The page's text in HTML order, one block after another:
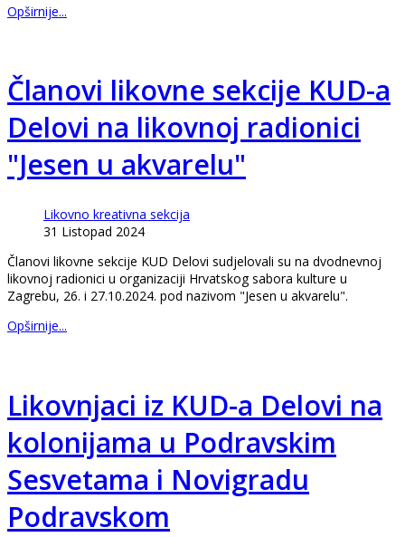
Opširnije...
Članovi likovne sekcije KUD-a
Delovi na likovnoj radionici
"Jesen u akvarelu"
Likovno kreativna sekcija
31 Listopad 2024
Članovi likovne sekcije KUD Delovi sudjelovali su na dvodnevnoj
likovnoj radionici u organizaciji Hrvatskog sabora kulture u
Zagrebu, 26. i 27.10.2024. pod nazivom "Jesen u akvarelu".
Opširnije...
Likovnjaci iz KUD-a Delovi na
kolonijama u Podravskim
Sesvetama i Novigradu
Podravskom